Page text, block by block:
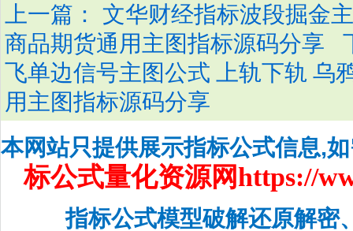
上一篇： 文华财经指标波段掘金
商品期货通用主图指标源码分享
飞单边信号主图公式 上轨下轨 乌
用主图指标源码分享
本网站只提供展示指标公式信息,
标公式量化资源网https://
指标公式模型破解还原解密